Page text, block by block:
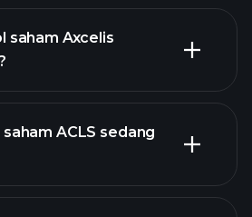
saham Axcelis
ACLS sedang